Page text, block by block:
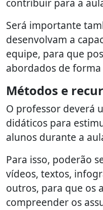
contribuir para a
Será importante
desenvolvam a
equipe, para que
abordados de
Métodos e
O professor deverá
didáticos para
alunos durante a
Para isso, poderão
vídeos, textos,
outros, para que os
compreender os